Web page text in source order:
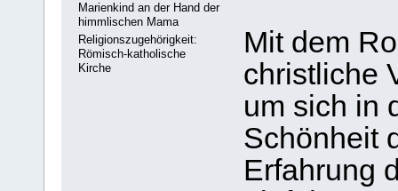
Marienkind an der Hand der
himmlischen Mama
Religionszugehörigkeit:
Römisch-katholische
Kirche
Mit dem
christliche
um sich in
Schönheit
Erfahrung